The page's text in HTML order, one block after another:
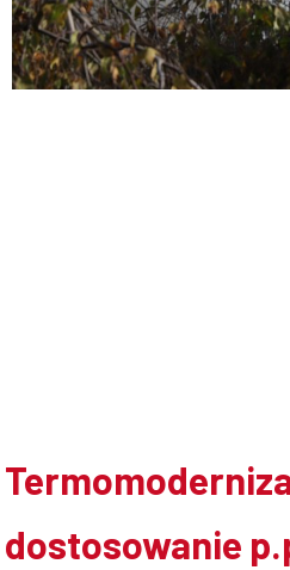
dostosowanie